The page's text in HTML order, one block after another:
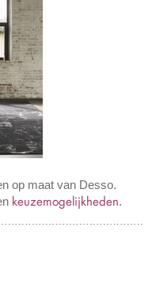
op maat van Desso.
keuzemogelijkheden.